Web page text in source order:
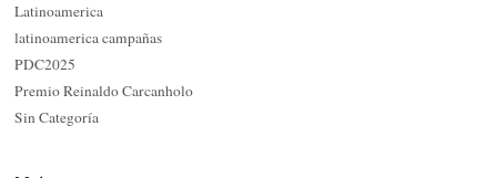
Latinoamerica
latinoamerica campañas
PDC2025
Premio Reinaldo Carcanholo
Sin Categoría